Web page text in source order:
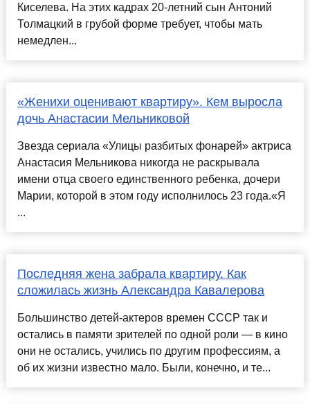
Киселева. На этих кадрах 20-летний сын Антоний
Толмацкий в грубой форме требует, чтобы мать
немедлен...
«Женихи оценивают квартиру». Кем выросла
дочь Анастасии Мельниковой
Звезда сериала «Улицы разбитых фонарей» актриса
Анастасия Мельникова никогда не раскрывала
имени отца своего единственного ребенка, дочери
Марии, которой в этом году исполнилось 23 года.«Я
...
Последняя жена забрала квартиру. Как
сложилась жизнь Александра Кавалерова
Большинство детей-актеров времен СССР так и
остались в памяти зрителей по одной роли — в кино
они не остались, учились по другим профессиям, а
об их жизни известно мало. Были, конечно, и те...